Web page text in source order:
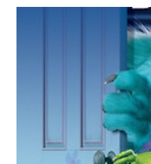
구엘이 인디오라는 음악가를 모시
가 자신의 조부모인 에르네스트로라
합니다. 미구엘은 에르네스트로의
세계)로 향하게 되는데, 거기서 그는
가족의 중요성을 깨닫게 됩니다. 영